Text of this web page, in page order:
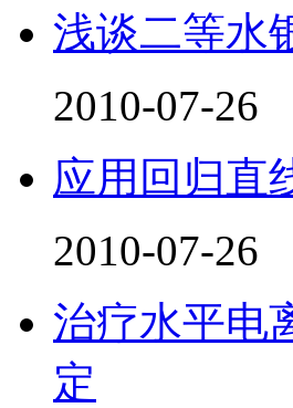
浅谈二等水
2010-07-26
应用回归直
2010-07-26
治疗水平电
定